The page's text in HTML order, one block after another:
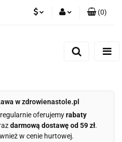
(0)
w zdrowienastole.pl
regularnie oferujemyrabaty
darmową dostawę od 59 zł.
w cenie hurtowej.